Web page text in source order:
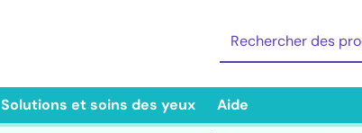
Solutions et soins des yeux Aide